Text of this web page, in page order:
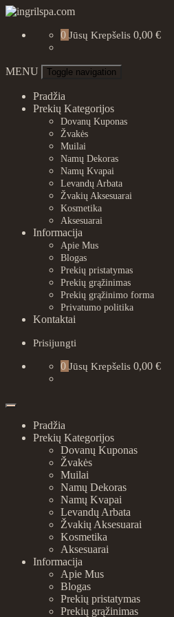
Skip
content
0 Jūsų Krepšelis 0,00 €
MENU Toggle navigation
Pradžia
Prekių Kategorijos
Dovanų Kuponas
Žvakės
Muilai
Namų Dekoras
Namų Kvapai
Levandų Arbata
Žvakių Aksesuarai
Kosmetika
Aksesuarai
Informacija
Apie Mus
Blogas
Prekių pristatymas
Prekių grąžinimas
Prekių grąžinimo forma
Privatumo politika
Kontaktai
Prisijungti
0 Jūsų Krepšelis 0,00 €
Pradžia
Prekių Kategorijos
Dovanų Kuponas
Žvakės
Muilai
Namų Dekoras
Namų Kvapai
Levandų Arbata
Žvakių Aksesuarai
Kosmetika
Aksesuarai
Informacija
Apie Mus
Blogas
Prekių pristatymas
Prekių grąžinimas